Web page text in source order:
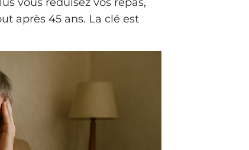
après 45 ans. La clé est